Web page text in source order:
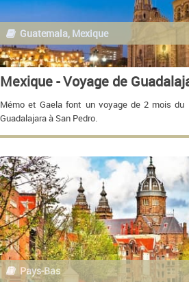
Guatemala, Mexique
Mexique - Voyage de
Mémo et Gaela font un voyage de 2 mois du
Guadalajara à San Pedro.
Pays-Bas